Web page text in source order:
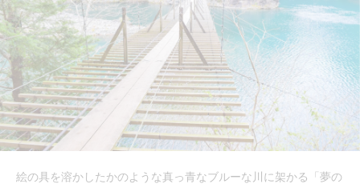
絵の具を溶かしたかのような真っ青なブルーな川に架かる「夢の